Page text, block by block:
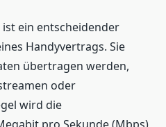
ein entscheidender
Handyvertrags. Sie
übertragen werden,
oder
wird die